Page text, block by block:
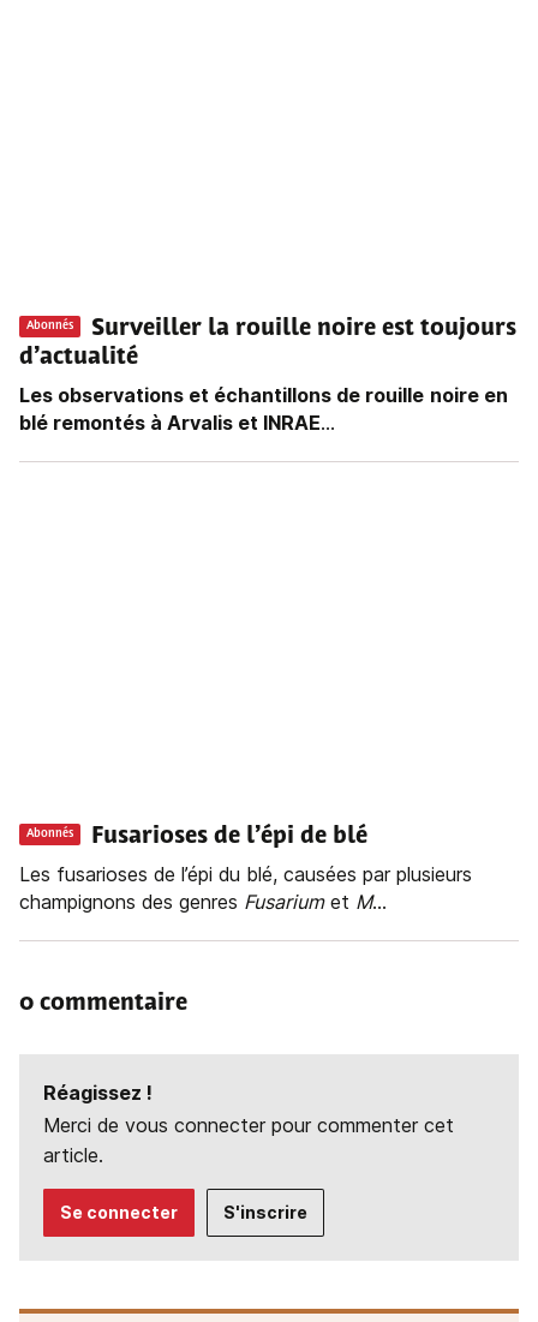
Abonnés
Surveiller la rouille noire est toujours
d’actualité
Les observations et échantillons de rouille noire en
blé remontés à Arvalis et INRAE...
Abonnés
Fusarioses de l’épi de blé
Les fusarioses de l’épi du blé, causées par plusieurs
champignons des genres Fusarium et M...
0 commentaire
Réagissez !
Merci de vous connecter pour commenter cet
article.
Se connecter S'inscrire